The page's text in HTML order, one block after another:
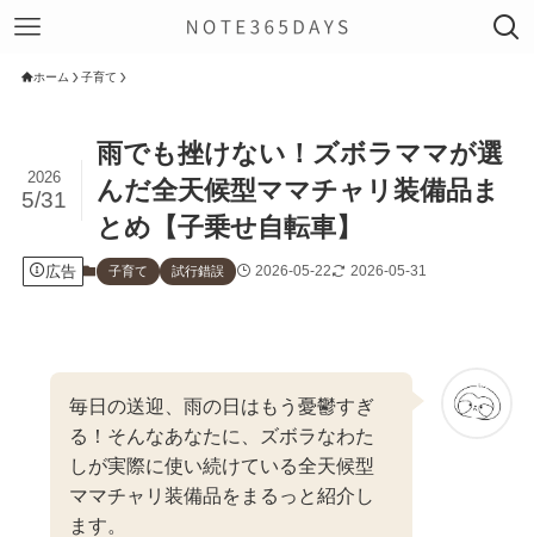
ホーム 子育て
雨でも挫けない！ズボラママが選
んだ全天候型ママチャリ装備品ま
とめ【子乗せ自転車】
2026
5/31
広告 子育て 試行錯誤 2026-05-22 2026-05-31
毎日の送迎、雨の日はもう憂鬱すぎ
る！そんなあなたに、ズボラなわた
しが実際に使い続けている全天候型
ママチャリ装備品をまるっと紹介し
ます。